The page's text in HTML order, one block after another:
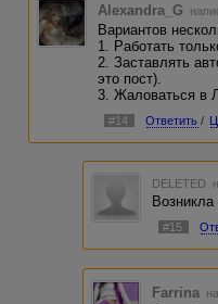
Alexandra_G
Вариантов
1. Работать
2. Заставлять
это пост).
3. Жаловаться в
#14 Ответить /
DELETED
#15
Farrina